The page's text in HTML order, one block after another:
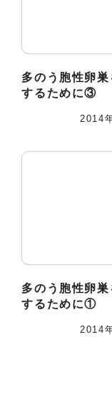
多のう胞性卵巣
するために③
2014
多のう胞性卵巣
するために①
2014